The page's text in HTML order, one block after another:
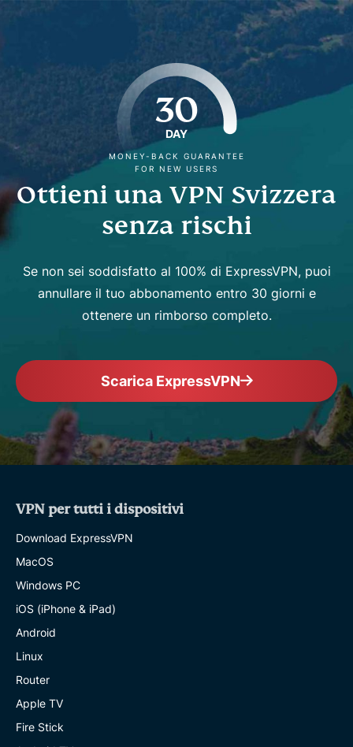
30
DAY
MONEY-BACK GUARANTEE
FOR NEW USERS
Ottieni una VPN Svizzera
senza rischi
Se non sei soddisfatto al 100% di ExpressVPN, puoi
annullare il tuo abbonamento entro 30 giorni e
ottenere un rimborso completo.
Scarica ExpressVPN
VPN per tutti i dispositivi
Download ExpressVPN
MacOS
Windows PC
iOS (iPhone & iPad)
Android
Linux
Router
Apple TV
Fire Stick